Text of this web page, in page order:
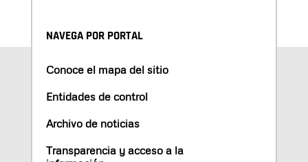
NAVEGA POR PORTAL
Conoce el mapa del sitio
Entidades de control
Archivo de noticias
Transparencia y acceso a la